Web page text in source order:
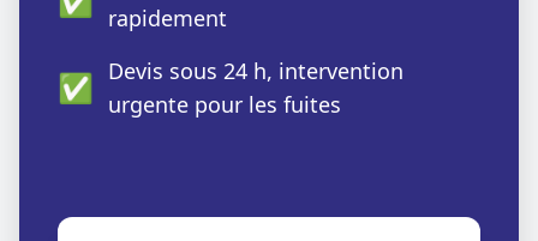
rapidement
✅ Devis sous 24 h, intervention
urgente pour les fuites